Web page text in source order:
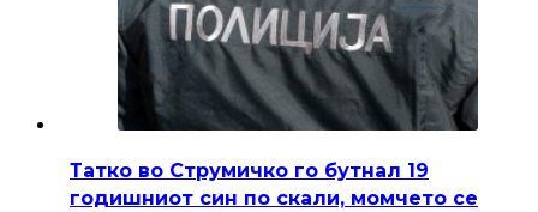
Татко во Струмичко го бутнал 19
годишниот син по скали, момчето се